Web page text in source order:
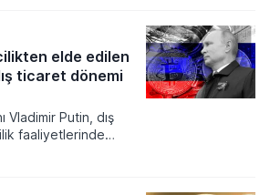
kredi krizinin
yol açacağını belirtti
en hızlı tepki veren
elde edilen
ticaret dönemi
Vladimir Putin, dış
faaliyetlerinde
onay veren